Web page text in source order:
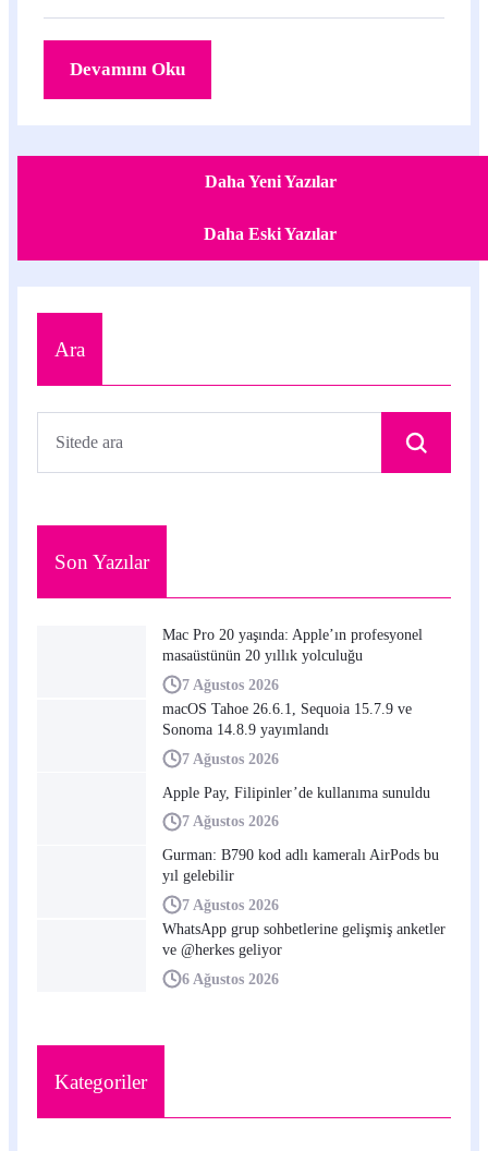
Devamını Oku
Daha Yeni Yazılar
Daha Eski Yazılar
Ara
Son Yazılar
Mac Pro 20 yaşında: Apple’ın profesyonel
masaüstünün 20 yıllık yolculuğu
7 Ağustos 2026
macOS Tahoe 26.6.1, Sequoia 15.7.9 ve
Sonoma 14.8.9 yayımlandı
7 Ağustos 2026
Apple Pay, Filipinler’de kullanıma sunuldu
7 Ağustos 2026
Gurman: B790 kod adlı kameralı AirPods bu
yıl gelebilir
7 Ağustos 2026
WhatsApp grup sohbetlerine gelişmiş anketler
ve @herkes geliyor
6 Ağustos 2026
Kategoriler